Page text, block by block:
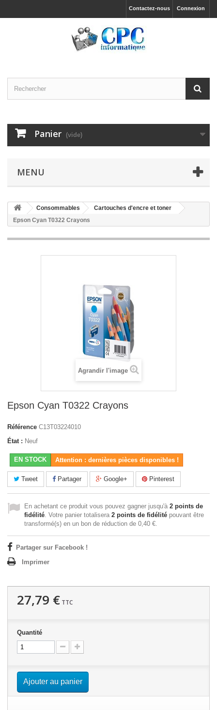
Connexion
Contactez-nous
Panier (vide)
MENU
Consommables
Cartouches d'encre et toner
Epson Cyan T0322 Crayons
Agrandir l'image
Epson Cyan T0322 Crayons
Référence C13T03224010
État : Neuf
EN STOCK Attention : dernières pièces disponibles !
Tweet Partager Google+ Pinterest
En achetant ce produit vous pouvez gagner jusqu'à 2 points de
fidélité. Votre panier totalisera 2 points de fidélité pouvant être
transformé(s) en un bon de réduction de 0,40 €.
Partager sur Facebook !
Imprimer
27,79 € TTC
Quantité
Ajouter au panier